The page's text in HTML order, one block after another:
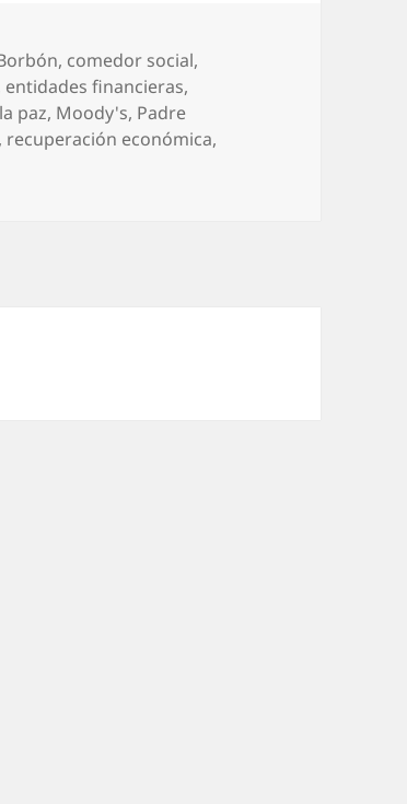
, comedor social,
entidades financieras,
paz, Moody's, Padre
, recuperación económica,